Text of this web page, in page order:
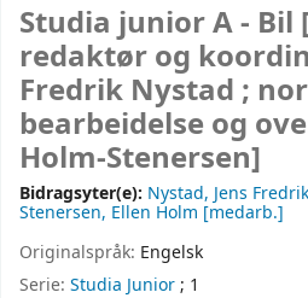
Studia junior A - Bil
redaktør og
Fredrik Nystad ;
bearbeidelse og
Holm-Stenersen]
Bidragsyter(e): Nystad, Jens Fredrik
Stenersen, Ellen Holm [medarb.]
Originalspråk: Engelsk
Serie: Studia Junior; 1